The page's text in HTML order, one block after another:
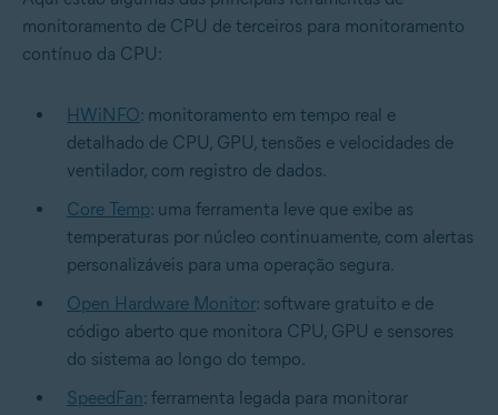
monitoramento de CPU de terceiros para monitoramento
contínuo da CPU:
HWiNFO: monitoramento em tempo real e
detalhado de CPU, GPU, tensões e velocidades de
ventilador, com registro de dados.
Core Temp: uma ferramenta leve que exibe as
temperaturas por núcleo continuamente, com alertas
personalizáveis para uma operação segura.
Open Hardware Monitor: software gratuito e de
código aberto que monitora CPU, GPU e sensores
do sistema ao longo do tempo.
SpeedFan: ferramenta legada para monitorar